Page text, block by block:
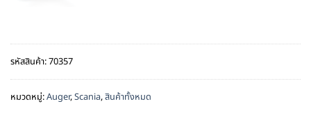
รหัสสินค้า:70357
หมวดหมู่:Auger,Scania,สินค้าทั้งหมด